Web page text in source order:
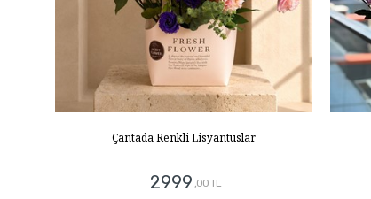
Çantada Renkli Lisyantuslar
2999 ,00 TL